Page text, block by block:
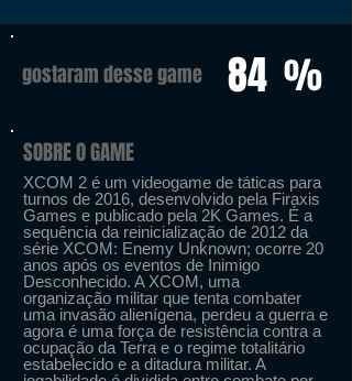
gostaram desse game 84 %
SOBRE O GAME
XCOM 2 é um videogame de táticas para
turnos de 2016, desenvolvido pela Firaxis
Games e publicado pela 2K Games. É a
sequência da reinicialização de 2012 da
série XCOM: Enemy Unknown; ocorre 20
anos após os eventos de Inimigo
Desconhecido. A XCOM, uma
organização militar que tenta combater
uma invasão alienígena, perdeu a guerra e
agora é uma força de resistência contra a
ocupação da Terra e o regime totalitário
estabelecido e a ditadura militar. A